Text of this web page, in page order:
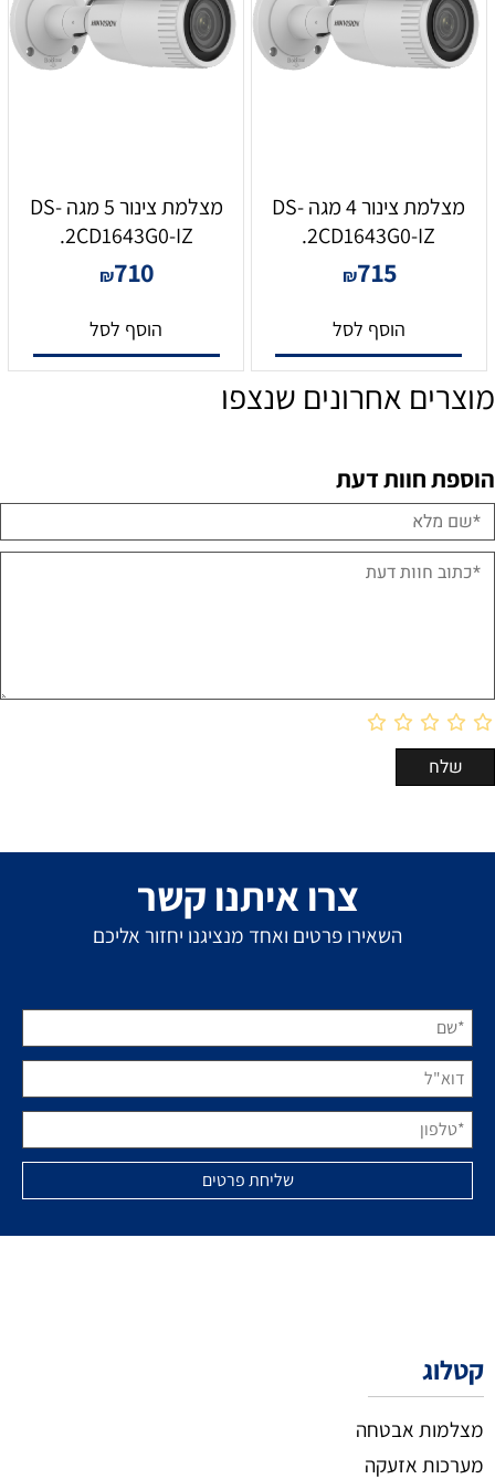
מצלמת צינור 4 מגה DS-
2CD1643G0-IZ.
₪715
הוסף לסל
מצלמת צינור 5 מגה DS-
2CD1643G0-IZ.
₪710
הוסף לסל
מוצרים אחרונים שנצפו
הוספת חוות דעת
צרו איתנו קשר
השאירו פרטים ואחד מנציגנו יחזור אליכם
קטלוג
מצלמות אבטחה
מערכות אזעקה